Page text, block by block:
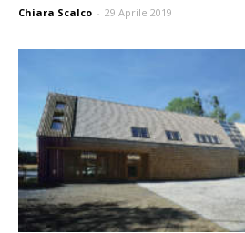
Chiara Scalco - 29 Aprile 2019